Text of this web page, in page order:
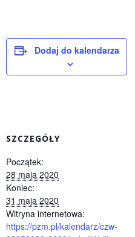
Dodaj do kalendarza
SZCZEGÓŁY
Początek:
28 maja 2020
Koniec:
31 maja 2020
Witryna internetowa:
https://pzm.pl/kalendarz/czw-